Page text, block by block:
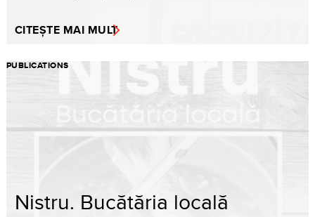
CITEȘTE MAI MULT
PUBLICATIONS
Nistru. Bucătăria locală